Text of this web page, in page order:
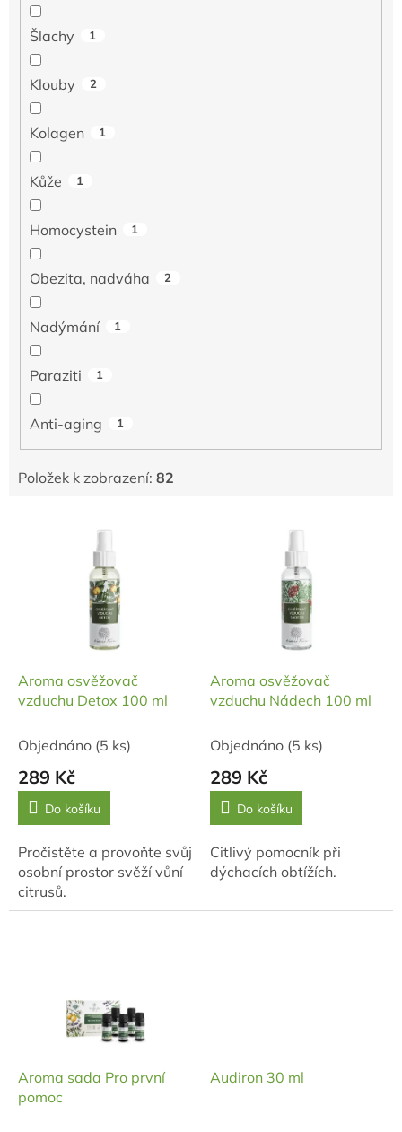
Šlachy 1
Klouby 2
Kolagen 1
Kůže 1
Homocystein 1
Obezita, nadváha 2
Nadýmání 1
Paraziti 1
Anti-aging 1
Položek k zobrazení: 82
d
u
Aroma osvěžovač
vzduchu Detox 100 ml
Objednáno (5 ks)
289 Kč
Do košíku
Pročistěte a provoňte svůj
osobní prostor svěží vůní
citrusů.
Aroma osvěžovač
vzduchu Nádech 100 ml
Objednáno (5 ks)
289 Kč
Do košíku
Citlivý pomocník při
dýchacích obtížích.
Aroma sada Pro první
pomoc
Audiron 30 ml